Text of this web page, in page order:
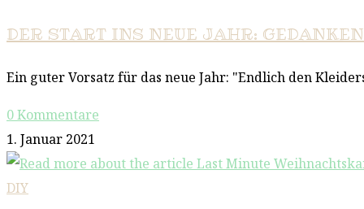
DER START INS NEUE JAHR:
Ein guter Vorsatz für das neue Jahr: "Endlich den
0 Kommentare
1. Januar 2021
DIY